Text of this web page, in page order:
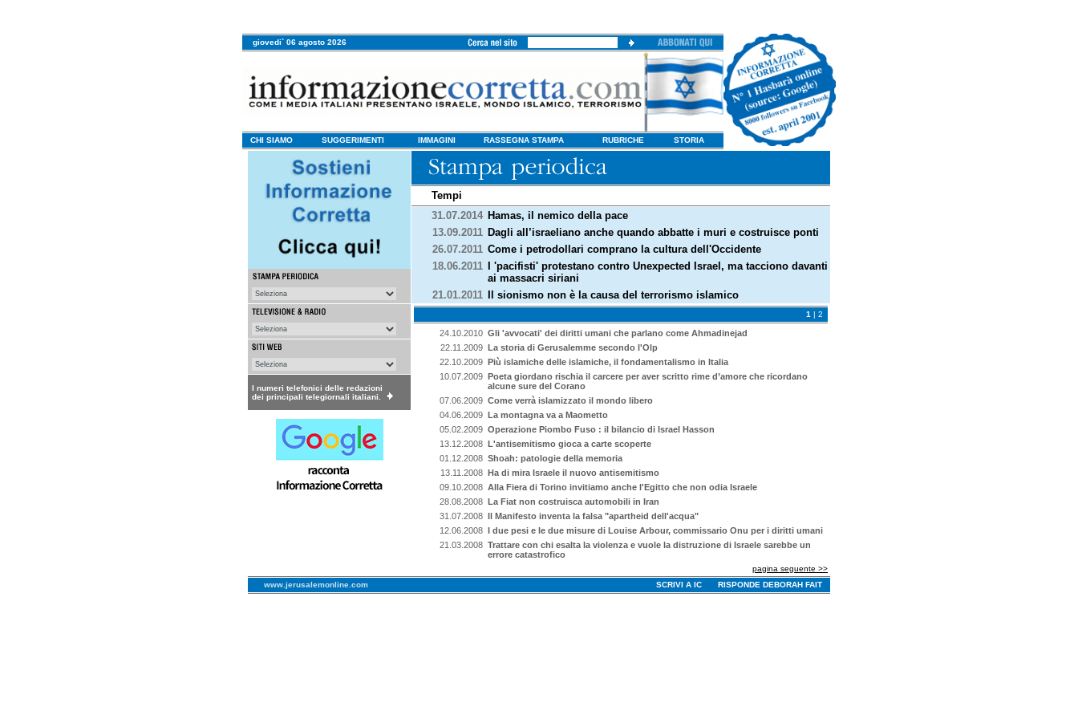
giovedi` 06 agosto 2026
CHI SIAMO SUGGERIMENTI IMMAGINI RASSEGNA STAMPA RUBRICHE STORIA
I numeri telefonici delle redazioni
dei principali telegiornali italiani.
Tempi
31.07.2014 Hamas, il nemico della pace
13.09.2011 Dagli all’israeliano anche quando abbatte i muri e costruisce ponti
26.07.2011 Come i petrodollari comprano la cultura dell'Occidente
18.06.2011
I 'pacifisti' protestano contro Unexpected Israel, ma tacciono davanti
ai massacri siriani
21.01.2011
Il sionismo non è la causa del terrorismo islamico
1 | 2
24.10.2010 Gli 'avvocati' dei diritti umani che parlano come Ahmadinejad
22.11.2009 La storia di Gerusalemme secondo l'Olp
22.10.2009 Più islamiche delle islamiche, il fondamentalismo in Italia
10.07.2009 Poeta giordano rischia il carcere per aver scritto rime d’amore che ricordano
alcune sure del Corano
07.06.2009 Come verrà islamizzato il mondo libero
04.06.2009 La montagna va a Maometto
05.02.2009 Operazione Piombo Fuso : il bilancio di Israel Hasson
13.12.2008 L'antisemitismo gioca a carte scoperte
01.12.2008 Shoah: patologie della memoria
13.11.2008 Ha di mira Israele il nuovo antisemitismo
09.10.2008 Alla Fiera di Torino invitiamo anche l'Egitto che non odia Israele
28.08.2008 La Fiat non costruisca automobili in Iran
31.07.2008 Il Manifesto inventa la falsa "apartheid dell'acqua"
12.06.2008 I due pesi e le due misure di Louise Arbour, commissario Onu per i diritti umani
21.03.2008 Trattare con chi esalta la violenza e vuole la distruzione di Israele sarebbe un
errore catastrofico
pagina seguente >>
www.jerusalemonline.com
SCRIVI A IC RISPONDE DEBORAH FAIT